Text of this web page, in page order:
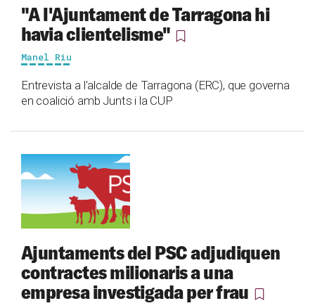
"A l'Ajuntament de Tarragona hi
havia clientelisme"
Manel Riu
Entrevista a l'alcalde de Tarragona (ERC), que governa
en coalició amb Junts i la CUP
Ajuntaments del PSC adjudiquen
contractes milionaris a una
empresa investigada per frau